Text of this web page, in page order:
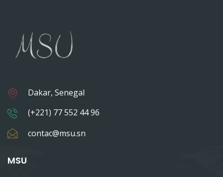
Dakar, Senegal
(+221) 77 552 44 96
contac@msu.sn
MSU